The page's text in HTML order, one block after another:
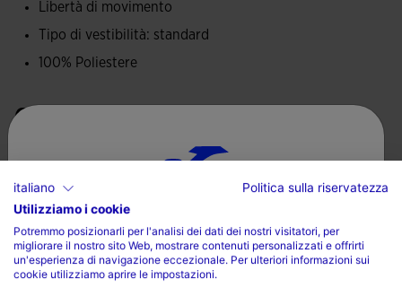
Libertà di movimento
Tipo di vestibilità: standard
100% Poliestere
Cura del capo
Lavare in lavatrice a massimo 30 gradi
Non utilizzare candeggina
Non utilizzare asciugatrice
Stirare a una temperatura massima di 110 gradi
Non lavare a secco
Scegli il tuo paese e la tua lingua
Paese
italiano
Politica sulla riservatezza
Utilizziamo i cookie
Potremmo posizionarli per l'analisi dei dati dei nostri visitatori, per
migliorare il nostro sito Web, mostrare contenuti personalizzati e offrirti
un'esperienza di navigazione eccezionale. Per ulteriori informazioni sui
cookie utilizziamo aprire le impostazioni.